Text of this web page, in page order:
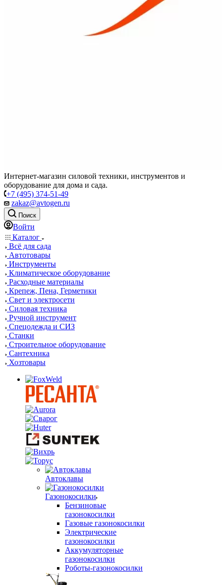
Интернет-магазин силовой техники, инструментов и
оборудование для дома и сада.
+7 (495) 374-51-49
zakaz@avtogen.ru
Поиск
Войти
Каталог
Всё для сада
Автотовары
Инструменты
Климатическое оборудование
Расходные материалы
Крепеж, Пена, Герметики
Свет и электросети
Силовая техника
Ручной инструмент
Спецодежда и СИЗ
Станки
Строительное оборудование
Сантехника
Хозтовары
Автоклавы
Газонокосилки
Бензиновые
газонокосилки
Газовые газонокосилки
Электрические
газонокосилки
Аккумуляторные
газонокосилки
Роботы-газонокосилки